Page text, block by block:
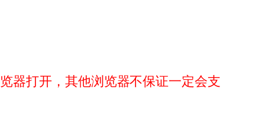
览器打开，其他浏览器不保证一定会支